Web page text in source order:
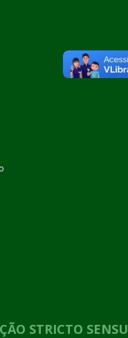
STRICTO SENSU